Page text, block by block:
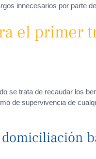
innecesarios por parte
el primer
se trata de recaudar los
de supervivencia de